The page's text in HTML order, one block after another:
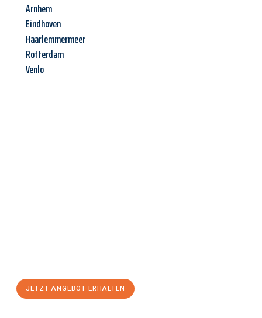
Arnhem
Eindhoven
Haarlemmermeer
Rotterdam
Venlo
JETZT ANGEBOT ERHALTEN